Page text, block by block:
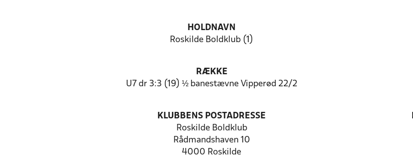
HOLDNAVN
Roskilde Boldklub (1)
RÆKKE
U7 dr 3:3 (19) ½ banestævne Vipperød 22/2
KLUBBENS POSTADRESSE
Roskilde Boldklub
Rådmandshaven 10
4000 Roskilde